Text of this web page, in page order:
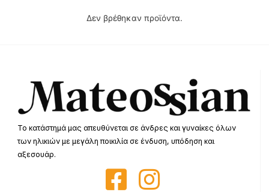
Δεν βρέθηκαν προϊόντα.
Το κατάστημά μας απευθύνεται σε άνδρες και γυναίκες όλων
των ηλικιών με μεγάλη ποικιλία σε ένδυση, υπόδηση και
αξεσουάρ.